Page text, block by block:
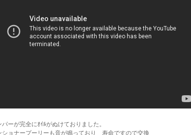
パーが完全にｵｲﾙがぬけておりました。
ショナープーリーも音が鳴っており 寿命ですので交換